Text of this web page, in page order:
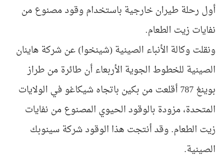
أول رحلة طيران خارجية باستخدام وقود مصنوع من
نفايات زيت الطعام.
ونقلت وكالة الأنباء الصينية (شينخوا) عن شركة هاينان
الصينية للخطوط الجوية الأربعاء أن طائرة من طراز
بوينغ 787 أقلعت من بكين باتجاه شيكاغو في الولايات
المتحدة، مزودة بالوقود الحيوي المصنوع من نفايات
زيت الطعام. وقد أنتجت هذا الوقود شركة سينوبك
الصينية.